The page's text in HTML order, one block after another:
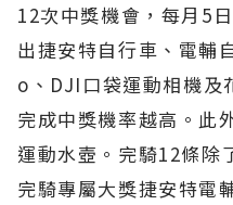
12次中獎機會，每月5
出捷安特自行車、電
o、DJI口袋運動相機及
完成中獎機率越高。此
運動水壺。完騎12條除
完騎專屬大獎捷安特電